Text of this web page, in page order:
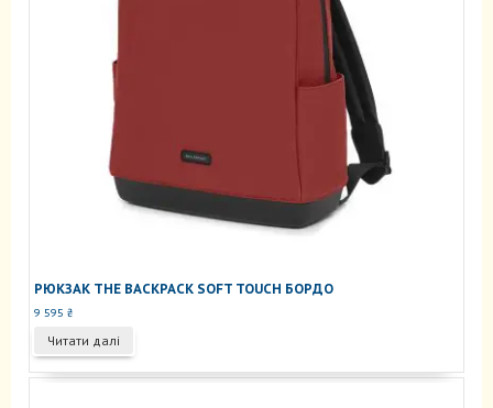
РЮКЗАК THE BACKPACK SOFT TOUCH БОРДО
9 595 ₴
Читати далі